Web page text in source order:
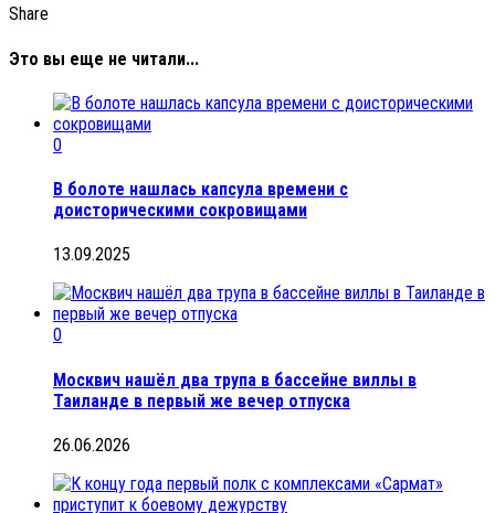
Share
Это вы еще не читали...
0
В болоте нашлась капсула времени с
доисторическими сокровищами
13.09.2025
0
Москвич нашёл два трупа в бассейне виллы в
Таиланде в первый же вечер отпуска
26.06.2026